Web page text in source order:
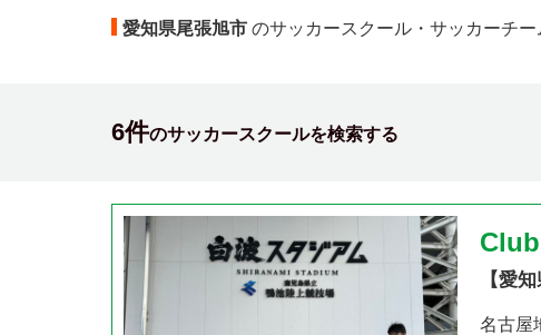
愛知県尾張旭市 のサッカースクール・サッカーチー
6件のサッカースクールを検索する
【愛
名古屋